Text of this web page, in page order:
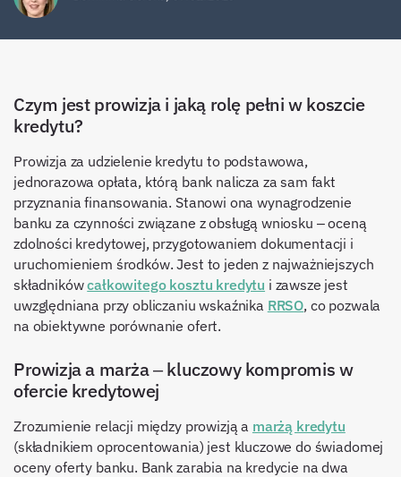
Czym jest prowizja i jaką rolę pełni w koszcie
kredytu?
Prowizja za udzielenie kredytu to podstawowa,
jednorazowa opłata, którą bank nalicza za sam fakt
przyznania finansowania. Stanowi ona wynagrodzenie
banku za czynności związane z obsługą wniosku – oceną
zdolności kredytowej, przygotowaniem dokumentacji i
uruchomieniem środków. Jest to jeden z najważniejszych
składnikówcałkowitego kosztu kredytu i zawsze jest
uwzględniana przy obliczaniu wskaźnika RRSO, co pozwala
na obiektywne porównanie ofert.
Prowizja a marża – kluczowy kompromis w
ofercie kredytowej
Zrozumienie relacji między prowizją a marżą kredytu
(składnikiem oprocentowania) jest kluczowe do świadomej
oceny oferty banku. Bank zarabia na kredycie na dwa